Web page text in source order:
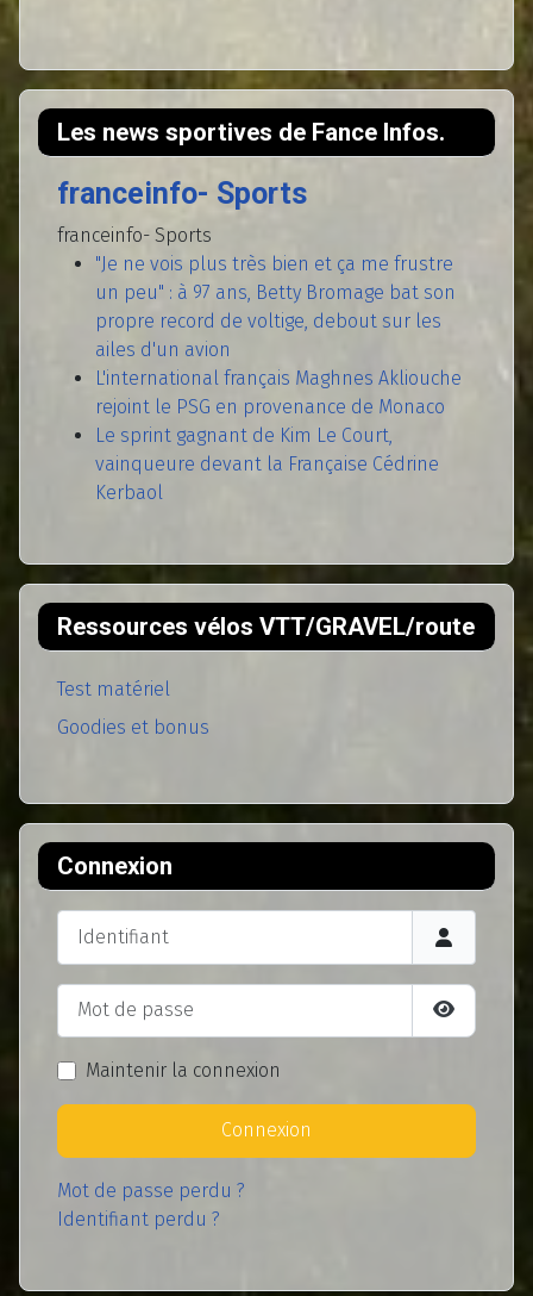
Les news sportives de Fance Infos.
franceinfo- Sports
franceinfo- Sports
"Je ne vois plus très bien et ça me frustre
un peu" : à 97 ans, Betty Bromage bat son
propre record de voltige, debout sur les
ailes d'un avion
L'international français Maghnes Akliouche
rejoint le PSG en provenance de Monaco
Le sprint gagnant de Kim Le Court,
vainqueure devant la Française Cédrine
Kerbaol
Ressources vélos VTT/GRAVEL/route
Test matériel
Goodies et bonus
Connexion
Identifiant
Mot de passe
Afficher
Maintenir la connexion
Connexion
Mot de passe perdu ?
Identifiant perdu ?